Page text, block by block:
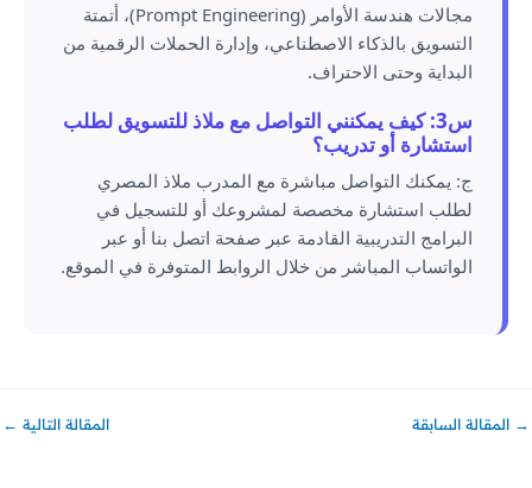
مجالات هندسة الأوامر (Prompt Engineering)، أتمتة
التسويق بالذكاء الاصطناعي، وإدارة الحملات الرقمية من
البداية وحتى الاحتراف.
س3: كيف يمكنني التواصل مع ملاذ للتسويق لطلب
استشارة أو تدريب؟
ج: يمكنك التواصل مباشرة مع المدرب ملاذ المصري
لطلب استشارة مخصصة لمشروعك أو للتسجيل في
البرامج التدريبية القادمة عبر صفحة اتصل بنا أو عبر
الواتساب المباشر من خلال الروابط المتوفرة في الموقع.
→ المقالة السابقة المقالة التالية ←